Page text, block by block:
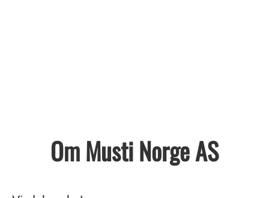
Om Musti Norge AS